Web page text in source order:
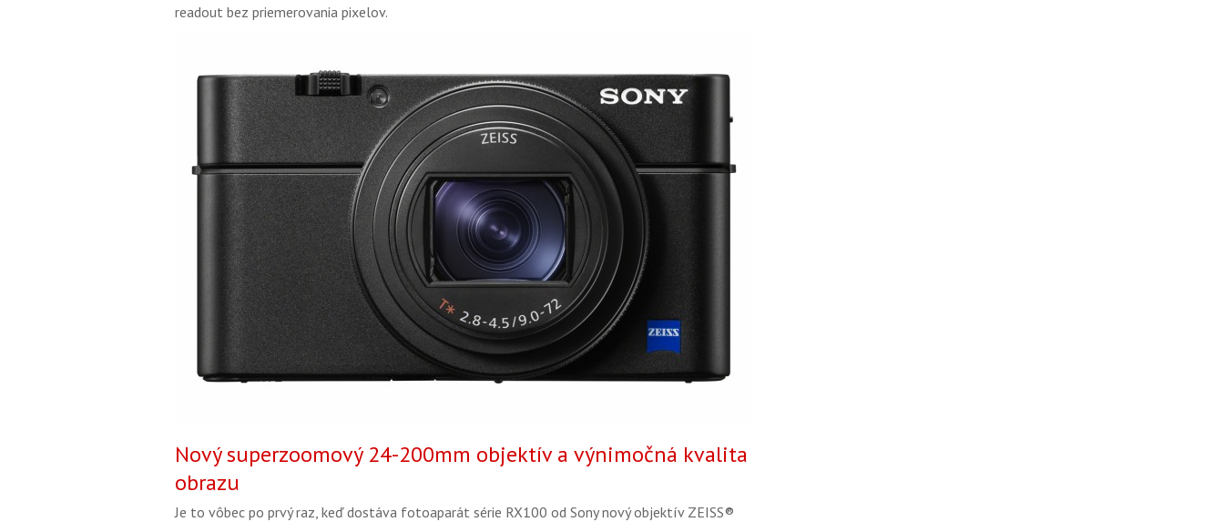
readout bez priemerovania pixelov.
Nový superzoomový 24-200mm objektív a výnimočná kvalita
obrazu
Je to vôbec po prvý raz, keď dostáva fotoaparát série RX100 od Sony nový objektív ZEISS®